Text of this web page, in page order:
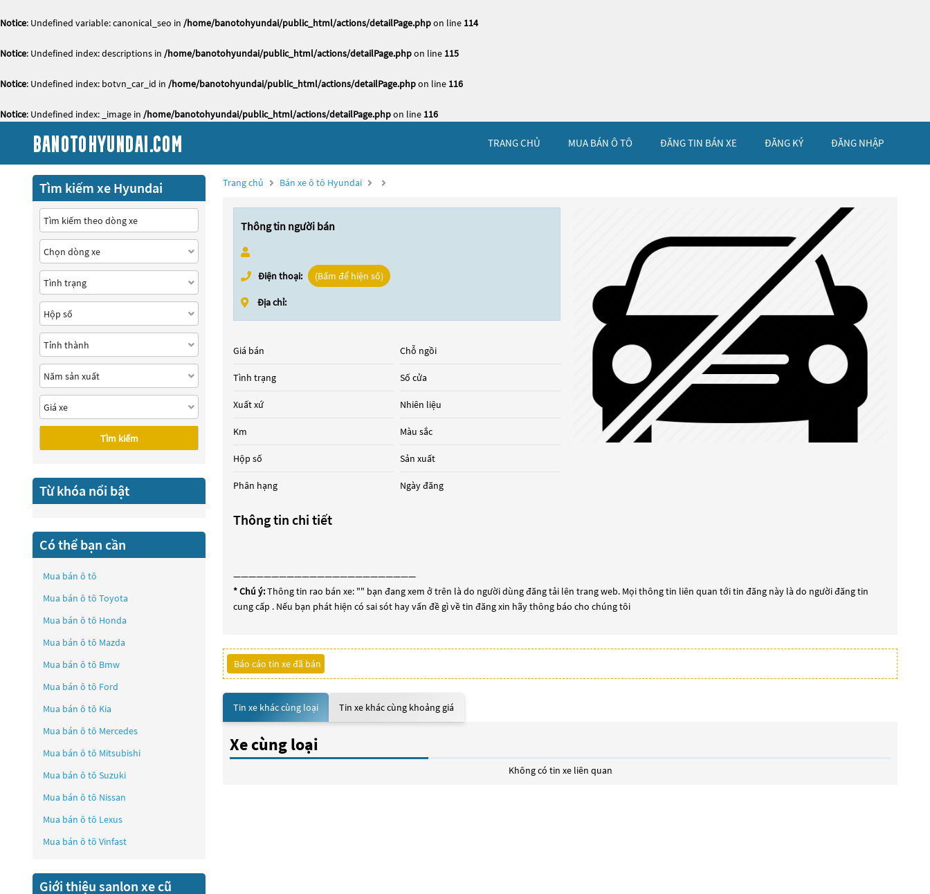
Notice: Undefined variable: canonical_seo in /home/banotohyundai/public_html/actions/detailPage.phpon line 114
Notice: Undefined index: descriptions in /home/banotohyundai/public_html/actions/detailPage.phpon line 115
Notice: Undefined index: botvn_car_id in /home/banotohyundai/public_html/actions/detailPage.phpon line 116
Notice: Undefined index: _image in /home/banotohyundai/public_html/actions/detailPage.phpon line 116
TRANG CHỦ MUA BÁN Ô TÔ ĐĂNG TIN BÁN XE ĐĂNG KÝ ĐĂNG NHẬP
Trang chủ Bán xe ô tô Hyundai
Thông tin người bán
Điện thoại: (Bấm để hiện số)
Địa chỉ:
Giá bán
Tình trạng
Xuất xứ
Km
Hộp số
Phân hạng
Chỗ ngồi
Số cửa
Nhiên liệu
Màu sắc
Sản xuất
Ngày đăng
Thông tin chi tiết
————————————————————————
* Chú ý:Thông tin rao bán xe: "" bạn đang xem ở trên là do người dùng đăng tải lên trang web. Mọi thông tin liên quan tới tin đăng này là do người đăng tin
cung cấp . Nếu bạn phát hiện có sai sót hay vấn đề gì về tin đăng xin hãy thông báo cho chúng tôi
Báo cáo tin xe đã bán
Tin xe khác cùng loại Tin xe khác cùng khoảng giá
Xe cùng loại
Không có tin xe liên quan
Tìm kiếm xe Hyundai
Tìm kiếm
Từ khóa nổi bật
Có thể bạn cần
Mua bán ô tô
Mua bán ô tô Toyota
Mua bán ô tô Honda
Mua bán ô tô Mazda
Mua bán ô tô Bmw
Mua bán ô tô Ford
Mua bán ô tô Kia
Mua bán ô tô Mercedes
Mua bán ô tô Mitsubishi
Mua bán ô tô Suzuki
Mua bán ô tô Nissan
Mua bán ô tô Lexus
Mua bán ô tô Vinfast
Giới thiệu sanlon xe cũ